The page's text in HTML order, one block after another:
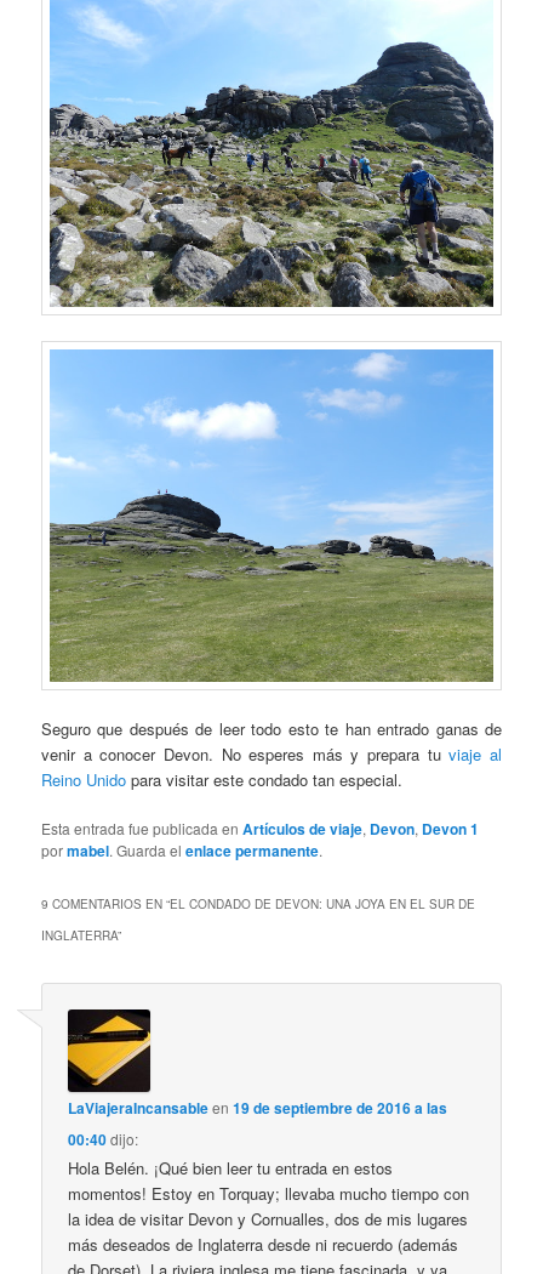
Seguro que después de leer todo esto te han entrado ganas de
venir a conocer Devon. No esperes más y prepara tuviaje al
Reino Unido para visitar este condado tan especial.
Esta entrada fue publicada enArtículos de viaje, Devon, Devon 1
pormabel. Guarda elenlace permanente.
9 COMENTARIOS EN “EL CONDADO DE DEVON: UNA JOYA EN EL SUR DE
INGLATERRA”
LaViajeraIncansableen19 de septiembre de 2016 a las
00:40dijo:
Hola Belén. ¡Qué bien leer tu entrada en estos
momentos! Estoy en Torquay; llevaba mucho tiempo con
la idea de visitar Devon y Cornualles, dos de mis lugares
más deseados de Inglaterra desde ni recuerdo (además
de Dorset). La riviera inglesa me tiene fascinada, y ya